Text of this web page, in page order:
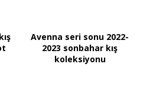
Avenna seri sonu 2022-
2023 sonbahar kış
koleksiyonu